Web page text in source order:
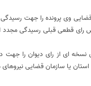
قضایی وی پرونده را جهت
قطعی قبلی رسیدگی مجدد
ای از رای دیوان را جهت
یا سازمان قضایی نیروهای